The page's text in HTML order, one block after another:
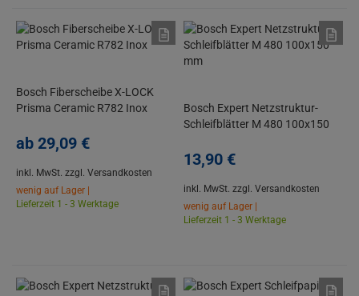
Bosch Fiberscheibe X-LOCK
Prisma Ceramic R782 Inox
ab 29,09 €
inkl. MwSt. zzgl. Versandkosten
wenig auf Lager |
Lieferzeit 1 - 3 Werktage
Bosch Expert Netzstruktur-
Schleifblätter M 480 100x150
13,90 €
inkl. MwSt. zzgl. Versandkosten
wenig auf Lager |
Lieferzeit 1 - 3 Werktage